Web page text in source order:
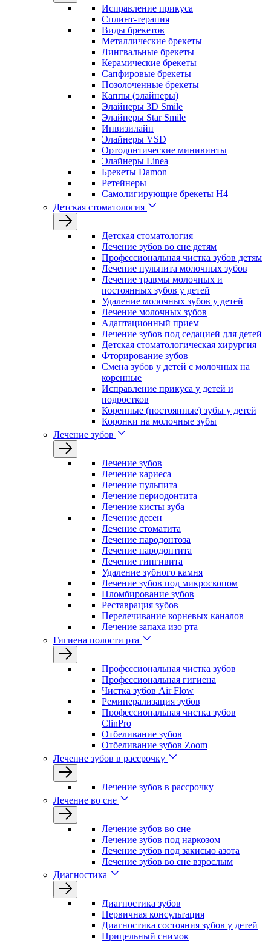
Исправление прикуса
Сплинт-терапия
Виды брекетов
Металлические брекеты
Лингвальные брекеты
Керамические брекеты
Сапфировые брекеты
Позолоченные брекеты
Каппы (элайнеры)
Элайнеры 3D Smile
Элайнеры Star Smile
Инвизилайн
Элайнеры VSD
Ортодонтические минивинты
Элайнеры Linea
Брекеты Damon
Ретейнеры
Самолигирующие брекеты H4
Детская стоматология
Детская стоматология
Лечение зубов во сне детям
Профессиональная чистка зубов детям
Лечение пульпита молочных зубов
Лечение травмы молочных и
постоянных зубов у детей
Удаление молочных зубов у детей
Лечение молочных зубов
Адаптационный прием
Лечение зубов под седацией для детей
Детская стоматологическая хирургия
Фторирование зубов
Смена зубов у детей с молочных на
коренные
Исправление прикуса у детей и
подростков
Коренные (постоянные) зубы у детей
Коронки на молочные зубы
Лечение зубов
Лечение зyбов
Лечение кариеса
Лечение пульпита
Лечение периодонтита
Лечение кисты зуба
Лечение десен
Лечение стоматита
Лечение пародонтоза
Лечение пародонтита
Лечение гингивита
Удаление зубного камня
Лечение зубов под микроскопом
Пломбирование зубов
Реставрация зубов
Перелечивание корневых каналов
Лечение запаха изо рта
Гигиена полости рта
Профессиональная чистка зубов
Профессиональная гигиена
Чистка зубов Air Flow
Реминерализация зубов
Профессиональная чистка зубов
ClinPro
Отбеливание зубов
Отбеливание зубов Zoom
Лечение зубов в рассрочку
Лечение зубов в рассрочку
Лечение во сне
Лечение зубов во сне
Лечение зубов под наркозом
Лечение зубов под закисью азота
Лечение зубов во сне взрослым
Диагностика
Диагностика зубов
Первичная консультация
Диагностика состояния зубов у детей
Прицельный снимок